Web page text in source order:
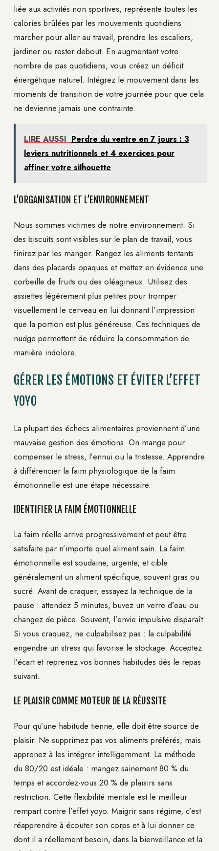
liée aux activités non sportives, représente toutes les
calories brûlées par les mouvements quotidiens :
marcher pour aller au travail, prendre les escaliers,
jardiner ou rester debout. En augmentant votre
nombre de pas quotidiens, vous créez un déficit
énergétique naturel. Intégrez le mouvement dans les
moments de transition de votre journée pour que cela
ne devienne jamais une contrainte.
LIRE AUSSI Perdre du ventre en 7 jours : 3
leviers nutritionnels et 4 exercices pour
affiner votre silhouette
L’ORGANISATION ET L’ENVIRONNEMENT
Nous sommes victimes de notre environnement. Si
des biscuits sont visibles sur le plan de travail, vous
finirez par les manger. Rangez les aliments tentants
dans des placards opaques et mettez en évidence une
corbeille de fruits ou des oléagineux. Utilisez des
assiettes légèrement plus petites pour tromper
visuellement le cerveau en lui donnant l’impression
que la portion est plus généreuse. Ces techniques de
nudge permettent de réduire la consommation de
manière indolore.
GÉRER LES ÉMOTIONS ET ÉVITER L’EFFET
YOYO
La plupart des échecs alimentaires proviennent d’une
mauvaise gestion des émotions. On mange pour
compenser le stress, l’ennui ou la tristesse. Apprendre
à différencier la faim physiologique de la faim
émotionnelle est une étape nécessaire.
IDENTIFIER LA FAIM ÉMOTIONNELLE
La faim réelle arrive progressivement et peut être
satisfaite par n’importe quel aliment sain. La faim
émotionnelle est soudaine, urgente, et cible
généralement un aliment spécifique, souvent gras ou
sucré. Avant de craquer, essayez la technique de la
pause : attendez 5 minutes, buvez un verre d’eau ou
changez de pièce. Souvent, l’envie impulsive disparaît.
Si vous craquez, ne culpabilisez pas : la culpabilité
engendre un stress qui favorise le stockage. Acceptez
l’écart et reprenez vos bonnes habitudes dès le repas
suivant.
LE PLAISIR COMME MOTEUR DE LA RÉUSSITE
Pour qu’une habitude tienne, elle doit être source de
plaisir. Ne supprimez pas vos aliments préférés, mais
apprenez à les intégrer intelligemment. La méthode
du 80/20 est idéale : mangez sainement 80 % du
temps et accordez-vous 20 % de plaisirs sans
restriction. Cette flexibilité mentale est le meilleur
rempart contre l’effet yoyo. Maigrir sans régime, c’est
réapprendre à écouter son corps et à lui donner ce
dont il a réellement besoin, dans la bienveillance et la